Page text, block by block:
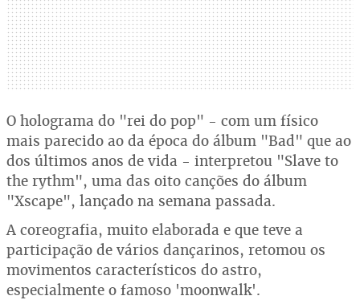
O holograma do "rei do pop" - com um físico
mais parecido ao da época do álbum "Bad" que ao
dos últimos anos de vida - interpretou "Slave to
the rythm", uma das oito canções do álbum
"Xscape", lançado na semana passada.
A coreografia, muito elaborada e que teve a
participação de vários dançarinos, retomou os
movimentos característicos do astro,
especialmente o famoso 'moonwalk'.